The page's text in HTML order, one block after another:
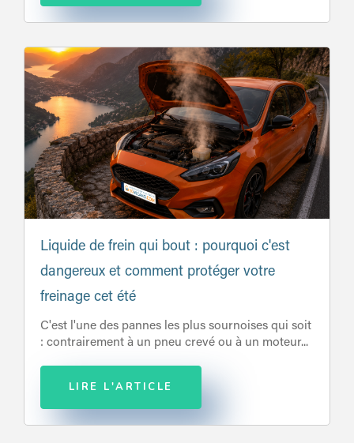
Liquide de frein qui bout : pourquoi c'est
dangereux et comment protéger votre
freinage cet été
C'est l'une des pannes les plus sournoises qui soit
: contrairement à un pneu crevé ou à un moteur...
LIRE L'ARTICLE